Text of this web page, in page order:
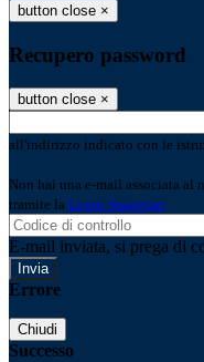
button close ×
Recupero password
button close ×
all'indirizzo indicato con le
Non hai una e-mail associata al
tramite la Login Spaggiari
E-mail inviata, si prega di
Errore
Chiudi
Successo